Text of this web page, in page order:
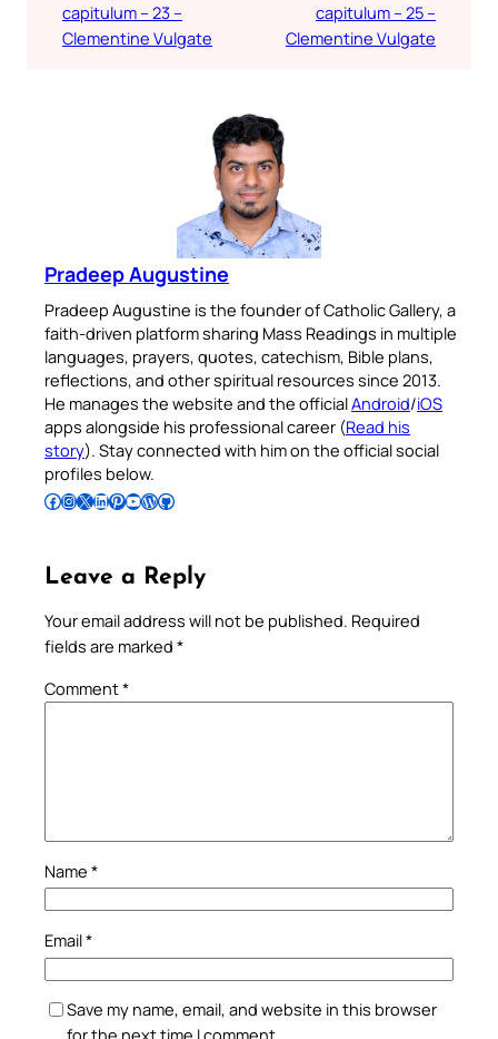
capitulum – 23 –
Clementine Vulgate
capitulum – 25 –
Clementine Vulgate
Pradeep Augustine
Pradeep Augustine is the founder of Catholic Gallery, a
faith-driven platform sharing Mass Readings in multiple
languages, prayers, quotes, catechism, Bible plans,
reflections, and other spiritual resources since 2013.
He manages the website and the officialAndroid/iOS
apps alongside his professional career (Read his
story). Stay connected with him on the official social
profiles below.
Follow Pradeep on Facebook Follow Pradeep on InstagramFollow Pradeep on X Follow Pradeep on LinkedIn Follow Pradeep on Pinterest Subscribe to Pradeep’s Youtube Channel Follow Pradeep on WordPress Follow Pradeep on GitHub
Leave a Reply
Your email address will not be published. Required
fields are marked *
Comment*
Name *
Email*
Save my name, email, and website in this browser